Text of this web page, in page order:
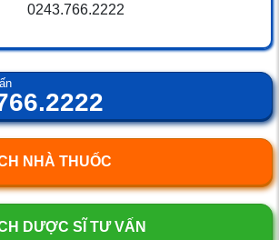
0243.766.2222
NHÀ THUỐC
DƯỢC SĨ TƯ VẤN